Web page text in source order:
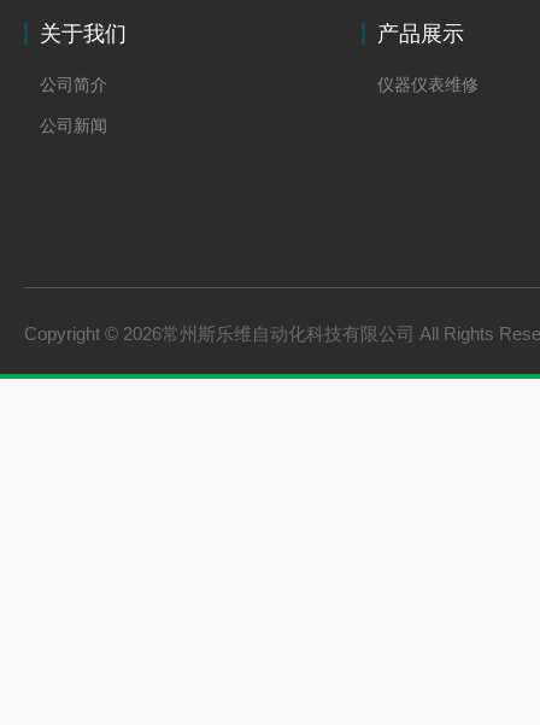
关于我们
公司简介
公司新闻
产品展示
仪器仪表维修
Copyright © 2026常州斯乐维自动化科技有限公司 All Rights